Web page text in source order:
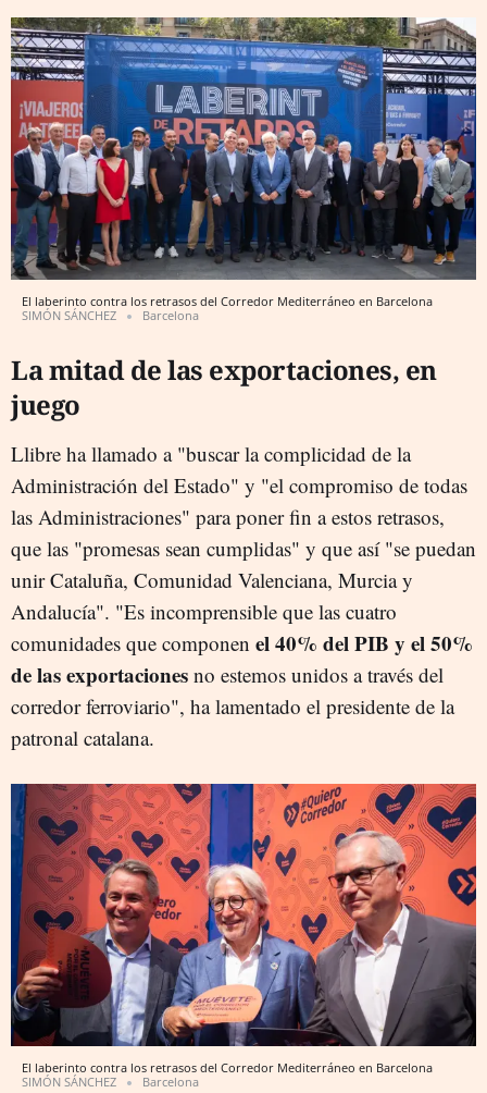
El laberinto contra los retrasos del Corredor Mediterráneo en Barcelona
SIMÓN SÁNCHEZ
Barcelona
La mitad de las exportaciones, en
juego
Llibre ha llamado a "buscar la complicidad de la
Administración del Estado" y "el compromiso de todas
las Administraciones" para poner fin a estos retrasos,
que las "promesas sean cumplidas" y que así "se puedan
unir Cataluña, Comunidad Valenciana, Murcia y
Andalucía". "Es incomprensible que las cuatro
comunidades que componen el 40% del PIB y el 50%
de las exportaciones no estemos unidos a través del
corredor ferroviario", ha lamentado el presidente de la
patronal catalana.
El laberinto contra los retrasos del Corredor Mediterráneo en Barcelona
SIMÓN SÁNCHEZ
Barcelona